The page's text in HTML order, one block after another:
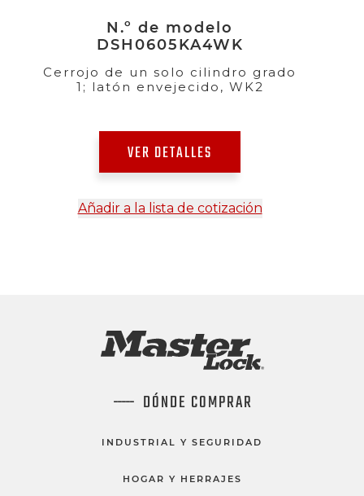
N.º de modelo
DSH0605KA4WK
Cerrojo de un solo cilindro grado
1; latón envejecido, WK2
VER DETALLES
Añadir a la lista de cotización
DÓNDE COMPRAR
INDUSTRIAL Y SEGURIDAD
HOGAR Y HERRAJES